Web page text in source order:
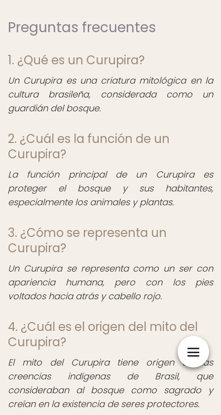
Preguntas frecuentes
1. ¿Qué es un Curupira?
Un Curupira es una criatura mitológica en la
cultura brasileña, considerada como un
guardián del bosque.
2. ¿Cuál es la función de un
Curupira?
La función principal de un Curupira es
proteger el bosque y sus habitantes,
especialmente los animales y plantas.
3. ¿Cómo se representa un
Curupira?
Un Curupira se representa como un ser con
apariencia humana, pero con los pies
voltados hacia atrás y cabello rojo.
4. ¿Cuál es el origen del mito del
Curupira?
El mito del Curupira tiene origen en las
creencias indígenas de Brasil, que
consideraban al bosque como sagrado y
creían en la existencia de seres protectores.